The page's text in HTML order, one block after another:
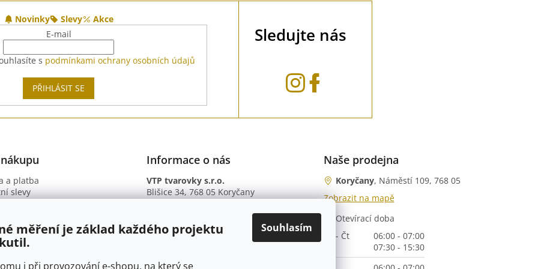
měření je základ každého projektu
i při provozování e-shopu, na který se
Souhlasím
Novinky Slevy
Akce
E-mail
s podmínkami ochrany osobních údajů
PŘIHLÁSIT SE
Sledujte nás
a platba
slevy
ochrany osobních údajů
Informace o nás
VTP tvarovky s.r.o.
Blišice 34, 768 05 Koryčany
B. ú.: 2301934375/2010 (Fio banka)
Naše prodejna
Koryčany, Náměstí 109, 768 05
Zobrazit na mapě
Otevírací doba
Po - Čt
06:00 - 07:00
07:30 - 15:30